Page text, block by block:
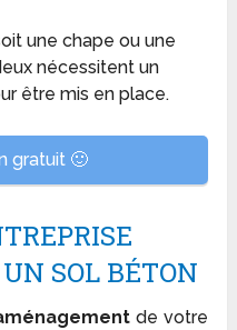
une chape ou une
nécessitent un
être mis en place.
gratuit 🙂
SOL BÉTON
de votre